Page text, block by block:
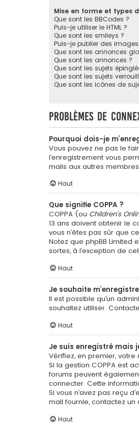
Mise en forme et types
Que sont les BBCodes ?
Puis-je utiliser le HTML ?
Que sont les smileys ?
Puis-je publier des
Que sont les annonces
Que sont les annonces ?
Que sont les sujets
Que sont les sujets
Que sont les icônes de
Problèmes de
Pourquoi dois-je
Vous pouvez ne pas le
l’enregistrement vous
mails aux autres
Haut
Que signifie COPPA ?
COPPA (ou Children’s
13 ans doivent obtenir le
vous n’êtes pas sûr que
Notez que phpBB
sortes, à l’exception de
Haut
Je souhaite
Il est possible qu’un
souhaitez utiliser.
Haut
Je suis enregistré mais
Vérifiez, en premier, votre
Si la gestion COPPA est
forums peuvent
connecter. Cette
Si vous n’avez pas reçu
mail fournie, contactez un
Haut